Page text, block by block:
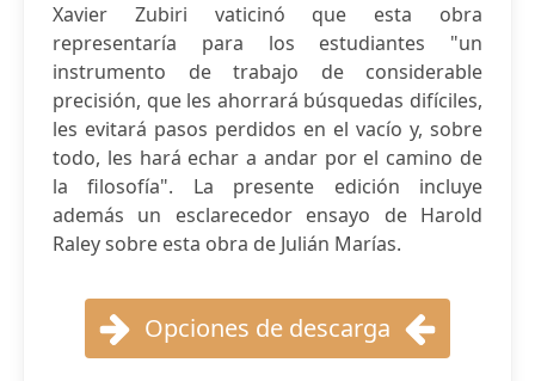
Xavier Zubiri vaticinó que esta obra
representaría para los estudiantes "un
instrumento de trabajo de considerable
precisión, que les ahorrará búsquedas difíciles,
les evitará pasos perdidos en el vacío y, sobre
todo, les hará echar a andar por el camino de
la filosofía". La presente edición incluye
además un esclarecedor ensayo de Harold
Raley sobre esta obra de Julián Marías.
Opciones de descarga